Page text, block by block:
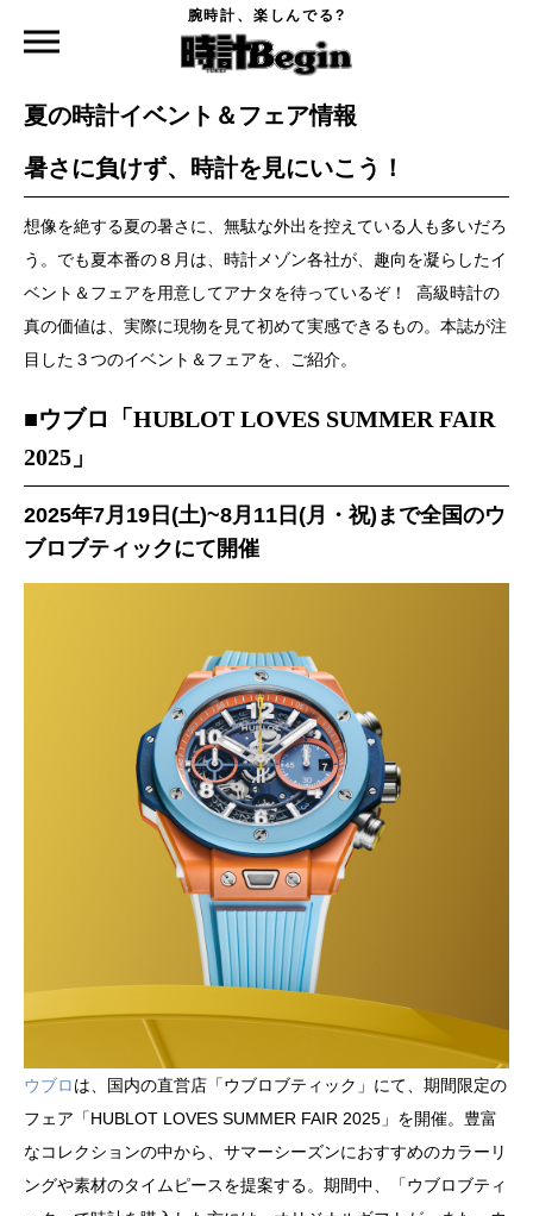
腕時計、楽しんでる?
夏の時計イベント＆フェア情報
夏の時計イベント＆フェア情報
暑さに負けず、時計を見にいこう！
想像を絶する夏の暑さに、無駄な外出を控えている人も多いだろ
う。でも夏本番の８月は、時計メゾン各社が、趣向を凝らしたイ
ベント＆フェアを用意してアナタを待っているぞ！ 高級時計の
真の価値は、実際に現物を見て初めて実感できるもの。本誌が注
目した３つのイベント＆フェアを、ご紹介。
■ウブロ「HUBLOT LOVES SUMMER FAIR
2025」
2025年7月19日(土)~8月11日(月・祝)まで全国のウ
ブロブティックにて開催
ウブロは、国内の直営店「ウブロブティック」にて、期間限定の
フェア「HUBLOT LOVES SUMMER FAIR 2025」を開催。豊富
なコレクションの中から、サマーシーズンにおすすめのカラーリ
ングや素材のタイムピースを提案する。期間中、「ウブロブティ